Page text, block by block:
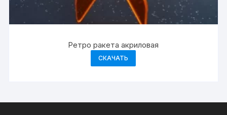
Ретро ракета акриловая
СКАЧАТЬ